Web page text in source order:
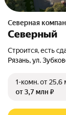
Северная
Северный
Строится, есть
Рязань, ул.
1-комн.от 25,6
от 3,7 млн ₽